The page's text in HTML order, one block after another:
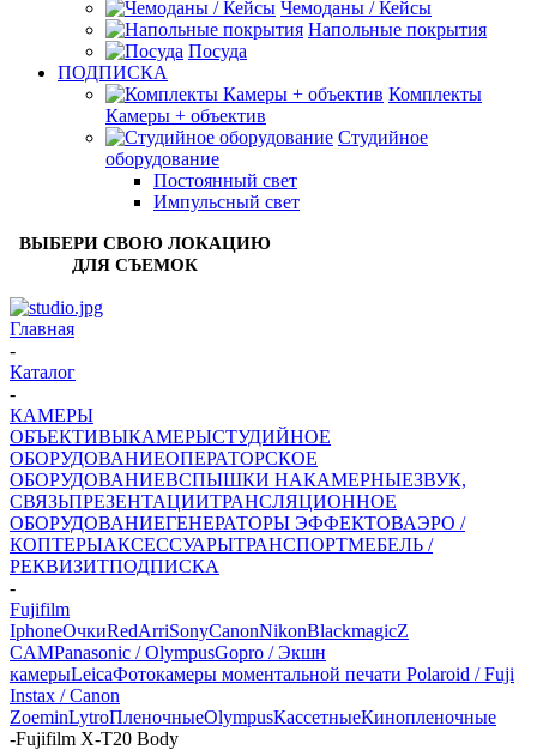
Чемоданы / Кейсы
Напольные покрытия
Посуда
ПОДПИСКА
Комплекты
Камеры + объектив
Студийное
оборудование
Постоянный свет
Импульсный свет
ВЫБЕРИ СВОЮ ЛОКАЦИЮ
ДЛЯ СЪЕМОК
Главная
-
Каталог
-
КАМЕРЫ
ОБЪЕКТИВЫКАМЕРЫСТУДИЙНОЕ
ОБОРУДОВАНИЕОПЕРАТОРСКОЕ
ОБОРУДОВАНИЕВСПЫШКИ НАКАМЕРНЫЕЗВУК,
СВЯЗЬПРЕЗЕНТАЦИИТРАНСЛЯЦИОННОЕ
ОБОРУДОВАНИЕГЕНЕРАТОРЫ ЭФФЕКТОВАЭРО /
КОПТЕРЫАКСЕССУАРЫТРАНСПОРТМЕБЕЛЬ /
РЕКВИЗИТПОДПИСКА
-
Fujifilm
IphoneОчкиRedArriSonyCanonNikonBlackmagicZ
CAMPanasonic / OlympusGopro / Экшн
камерыLeicaФотокамеры моментальной печати Polaroid / Fuji
Instax / Canon
ZoeminLytroПленочныеOlympusКассетныеКинопленочные
-Fujifilm X-T20 Body